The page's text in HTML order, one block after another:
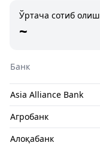
Ўртача сотиб олиш
~
Банк
Asia Alliance Bank
Агробанк
Алоқабанк